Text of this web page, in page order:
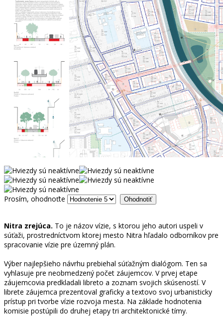
Prosím, ohodnoťte
Nitra zrejúca. To je názov vízie, s ktorou jeho autori uspeli v
súťaži, prostredníctvom ktorej mesto Nitra hľadalo odborníkov pre
spracovanie vízie pre územný plán.
Výber najlepšieho návrhu prebiehal súťažným dialógom. Ten sa
vyhlasuje pre neobmedzený počet záujemcov. V prvej etape
záujemcovia predkladali libreto a zoznam svojich skúseností. V
librete záujemca prezentoval graficky a textovo svoj urbanisticky
prístup pri tvorbe vízie rozvoja mesta. Na základe hodnotenia
komisie postúpili do druhej etapy tri architektonické tímy.